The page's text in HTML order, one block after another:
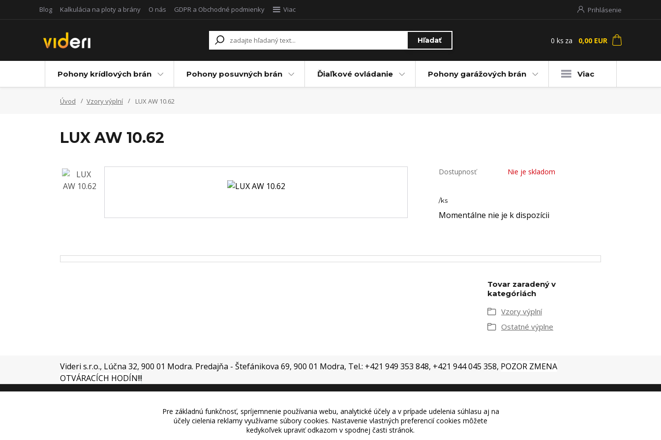
Blog Kalkulácia na ploty a brány O nás GDPR a Obchodné podmienky Viac Prihlásenie
Hľadať 0 ks za 0,00 EUR
Pohony krídlových brán Pohony posuvných brán Ďiaľkové ovládanie Pohony garážových brán Viac
Úvod Vzory výplní LUX AW 10.62
LUX AW 10.62
Dostupnosť Nie je skladom
/ks
Momentálne nie je k dispozícii
Tovar zaradený v
kategóriách
Vzory výplní
Ostatné výplne
Videri s.r.o., Lúčna 32, 900 01 Modra. Predajňa - Štefánikova 69, 900 01 Modra, Tel.: +421 949 353 848, +421 944 045 358, POZOR ZMENA
OTVÁRACÍCH HODÍN!!!
Vytvorené na Eshop-rychlo.sk
Pre základnú funkčnosť, spríjemnenie používania webu, analytické účely a v prípade udelenia súhlasu aj na
účely cielenia reklamy využívame súbory cookies. Nastavenie vlastných preferencií cookies môžete
kedykoľvek upraviť odkazom v spodnej časti stránok.